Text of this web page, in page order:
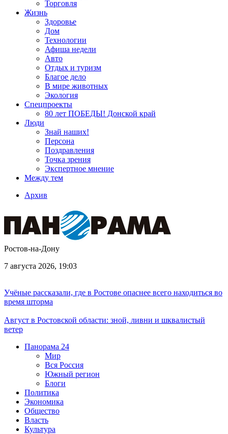
Торговля
Жизнь
Здоровье
Дом
Технологии
Афиша недели
Авто
Отдых и туризм
Благое дело
В мире животных
Экология
Спецпроекты
80 лет ПОБЕДЫ! Донской край
Люди
Знай наших!
Персона
Поздравления
Точка зрения
Экспертное мнение
Между тем
Архив
Ростов-на-Дону
7 августа 2026, 19:03
Учёные рассказали, где в Ростове опаснее всего находиться во
время шторма
Август в Ростовской области: зной, ливни и шквалистый
ветер
Панорама 24
Мир
Вся Россия
Южный регион
Блоги
Политика
Экономика
Общество
Власть
Культура